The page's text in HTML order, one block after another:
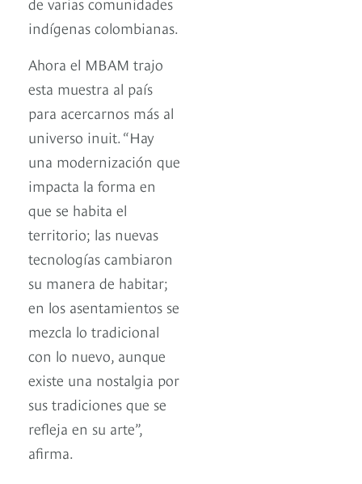
indígenas colombianas.
Ahora el MBAM trajo
esta muestra al país
para acercarnos más al
universo inuit. “Hay
una modernización que
impacta la forma en
que se habita el
territorio; las nuevas
tecnologías cambiaron
su manera de habitar;
en los asentamientos se
mezcla lo tradicional
con lo nuevo, aunque
existe una nostalgia por
sus tradiciones que se
refleja en su arte”,
afirma.